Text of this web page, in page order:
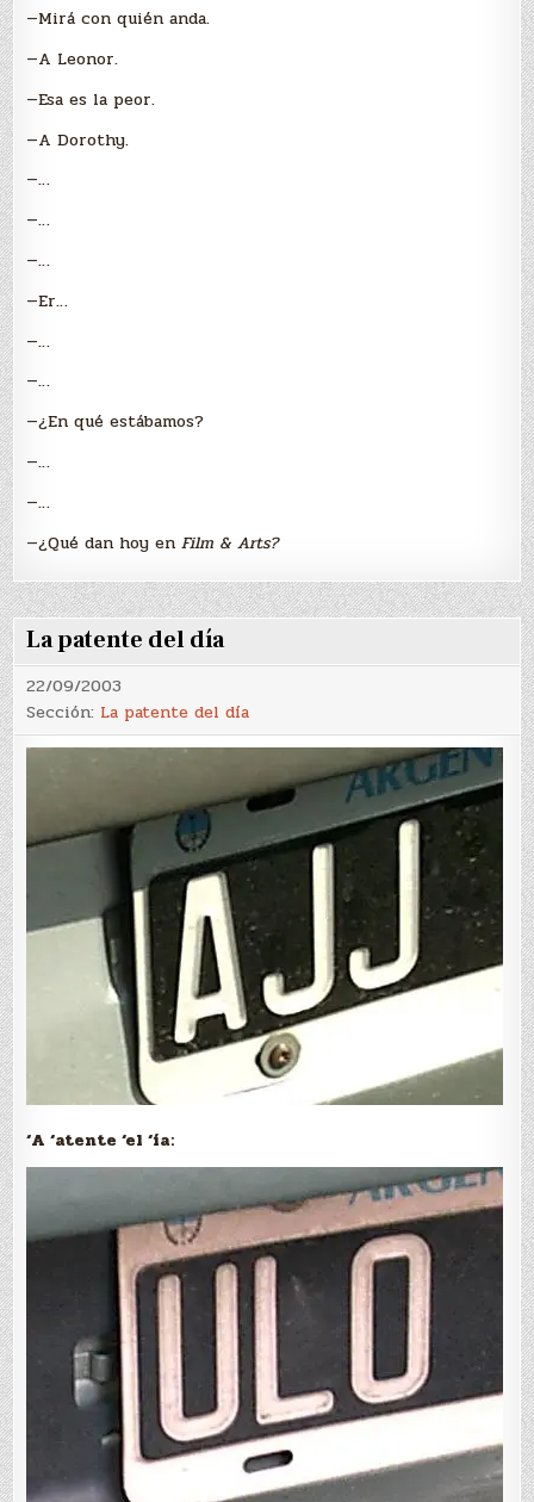
—Mirá con quién anda.
—A Leonor.
—Esa es la peor.
—A Dorothy.
—…
—…
—…
—Er…
—…
—…
—¿En qué estábamos?
—…
—…
—¿Qué dan hoy enFilm & Arts?
La patente del día
22/09/2003
Sección: La patente del día
‘A ‘atente ‘el ‘ía: